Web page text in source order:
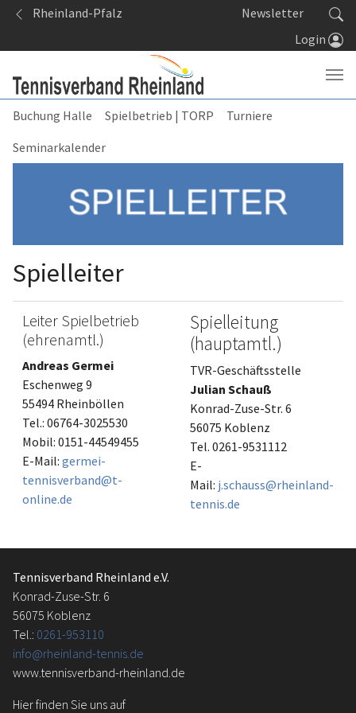
Springe zum Seiteninhalt
Rheinland-Pfalz
Newsletter
Login
Buchung Halle Spielbetrieb | TORP
Turniere
Seminarkalender
Spielleiter
Leiter Spielbetrieb
(ehrenamtl.)
Andreas Germei
Eschenweg 9
55494 Rheinböllen
Tel.: 06764-3025530
Mobil: 0151-44549455
E-Mail: germei-
tennisverband@t-
online.de
Spielleitung
(hauptamtl.)
TVR-Geschäftsstelle
Julian Schauß
Konrad-Zuse-Str. 6
56075 Koblenz
Tel. 0261-9531112
E-
Mail: j.schauss@rheinland-
tennis.de
Tennisverband Rheinland e.V.
Konrad-Zuse-Str. 6
56075 Koblenz
Tel.: 0261-953110
info@rheinland-tennis.de
www.tennisverband-rheinland.de
Hier finden Sie uns auf